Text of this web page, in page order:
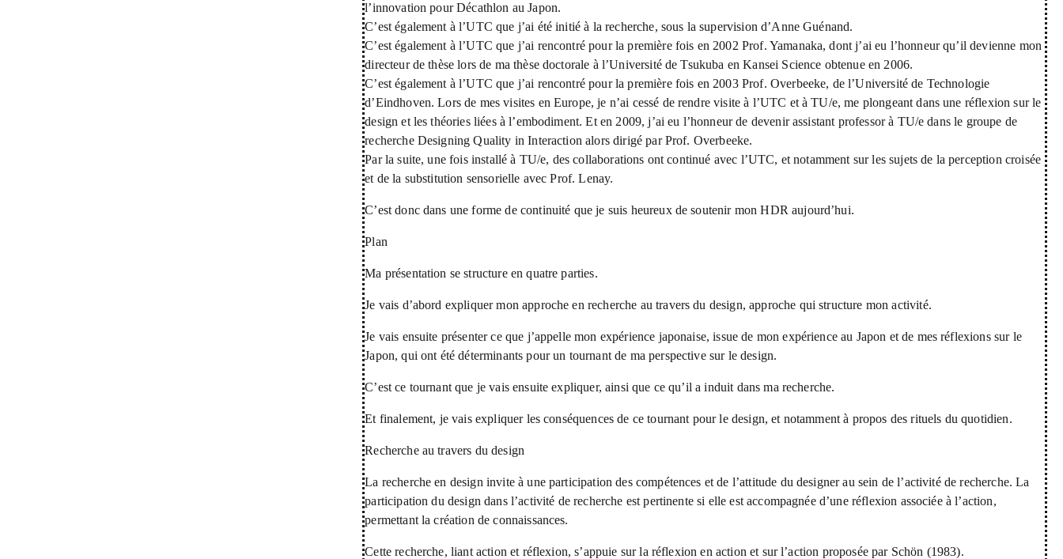
l’innovation pour Décathlon au Japon.
C’est également à l’UTC que j’ai été initié à la recherche, sous la supervision d’Anne Guénand.
C’est également à l’UTC que j’ai rencontré pour la première fois en 2002 Prof. Yamanaka, dont j’ai eu l’honneur qu’il devienne mon
directeur de thèse lors de ma thèse doctorale à l’Université de Tsukuba en Kansei Science obtenue en 2006.
C’est également à l’UTC que j’ai rencontré pour la première fois en 2003 Prof. Overbeeke, de l’Université de Technologie
d’Eindhoven. Lors de mes visites en Europe, je n’ai cessé de rendre visite à l’UTC et à TU/e, me plongeant dans une réflexion sur le
design et les théories liées à l’embodiment. Et en 2009, j’ai eu l’honneur de devenir assistant professor à TU/e dans le groupe de
recherche Designing Quality in Interaction alors dirigé par Prof. Overbeeke.
Par la suite, une fois installé à TU/e, des collaborations ont continué avec l’UTC, et notamment sur les sujets de la perception croisée
et de la substitution sensorielle avec Prof. Lenay.
C’est donc dans une forme de continuité que je suis heureux de soutenir mon HDR aujourd’hui.
Plan
Ma présentation se structure en quatre parties.
Je vais d’abord expliquer mon approche en recherche au travers du design, approche qui structure mon activité.
Je vais ensuite présenter ce que j’appelle mon expérience japonaise, issue de mon expérience au Japon et de mes réflexions sur le
Japon, qui ont été déterminants pour un tournant de ma perspective sur le design.
C’est ce tournant que je vais ensuite expliquer, ainsi que ce qu’il a induit dans ma recherche.
Et finalement, je vais expliquer les conséquences de ce tournant pour le design, et notamment à propos des rituels du quotidien.
Recherche au travers du design
La recherche en design invite à une participation des compétences et de l’attitude du designer au sein de l’activité de recherche. La
participation du design dans l’activité de recherche est pertinente si elle est accompagnée d’une réflexion associée à l’action,
permettant la création de connaissances.
Cette recherche, liant action et réflexion, s’appuie sur la réflexion en action et sur l’action proposée par Schön (1983).